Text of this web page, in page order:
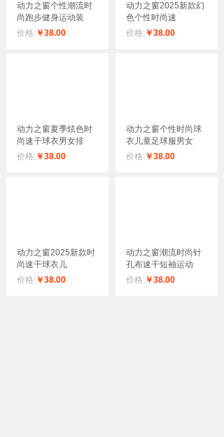
动力之窗个性潮流时
尚跑步健身运动装
价格: ￥38.00
动力之窗2025新款幻
色个性时尚速
价格: ￥38.00
动力之窗夏季炫色时
尚速干球衣男女排
价格: ￥38.00
动力之窗个性时尚球
衣儿童足球服男女
价格: ￥38.00
动力之窗2025新款时
尚速干球衣儿
价格: ￥38.00
动力之窗潮流时尚针
孔布速干短袖运动
价格: ￥38.00